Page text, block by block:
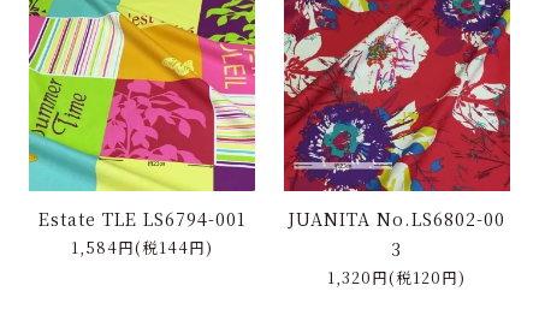
Estate TLE LS6794-001
1,584円(税144円)
JUANITA No.LS6802-00
3
1,320円(税120円)